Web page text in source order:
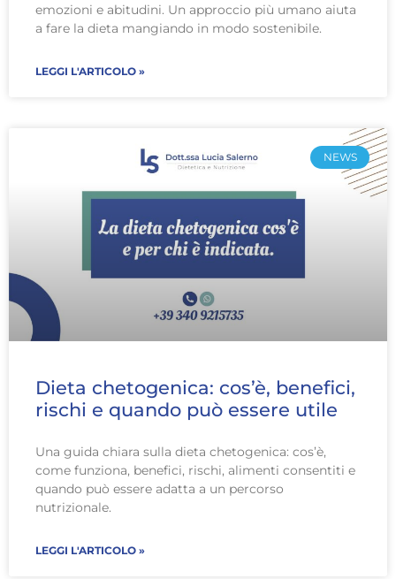
emozioni e abitudini. Un approccio più umano aiuta
a fare la dieta mangiando in modo sostenibile.
LEGGI L'ARTICOLO »
NEWS
Dieta chetogenica: cos’è, benefici,
rischi e quando può essere utile
Una guida chiara sulla dieta chetogenica: cos’è,
come funziona, benefici, rischi, alimenti consentiti e
quando può essere adatta a un percorso
nutrizionale.
LEGGI L'ARTICOLO »